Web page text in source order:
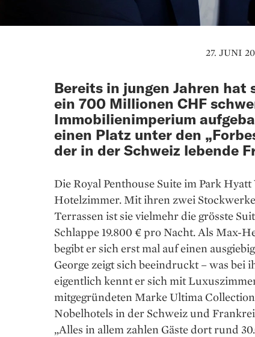
27. JUNI
Bereits in jungen Jahren hat
ein 700 Millionen CHF
Immobilienimperium
einen Platz unter den
der in der Schweiz lebende
Die Royal Penthouse Suite im Park
Hotelzimmer. Mit ihren zwei
Terrassen ist sie vielmehr die grösste
Schlappe 19.800 € pro Nacht. Als Max-
begibt er sich erst mal auf einen
George zeigt sich beeindruckt – was bei
eigentlich kennt er sich mit
mitgegründeten Marke Ultima
Nobelhotels in der Schweiz und
„Alles in allem zahlen Gäste dort rund